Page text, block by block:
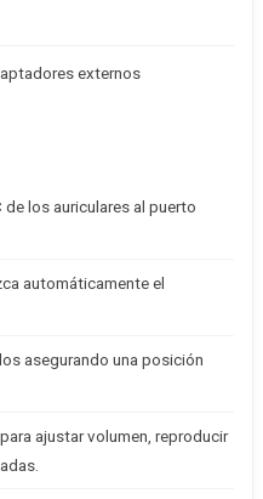
externos
los auriculares al puerto
automáticamente el
asegurando una posición
ajustar volumen, reproducir